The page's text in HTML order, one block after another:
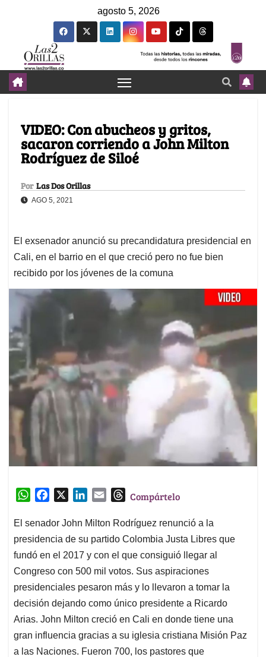
agosto 5, 2026
VIDEO: Con abucheos y gritos,
sacaron corriendo a John Milton
Rodríguez de Siloé
Por Las Dos Orillas
AGO 5, 2021
El exsenador anunció su precandidatura presidencial en
Cali, en el barrio en el que creció pero no fue bien
recibido por los jóvenes de la comuna
W
a
t
s
p
p
c
e
b
k
n
k
e
d
n
a
i
l
T
r
e
a
s
Compártelo
El senador John Milton Rodríguez renunció a la
presidencia de su partido Colombia Justa Libres que
fundó en el 2017 y con el que consiguió llegar al
Congreso con 500 mil votos. Sus aspiraciones
presidenciales pesaron más y lo llevaron a tomar la
decisión dejando como único presidente a Ricardo
Arias. John Milton creció en Cali en donde tiene una
gran influencia gracias a su iglesia cristiana Misión Paz
a las Naciones. Fueron 700, los pastores que